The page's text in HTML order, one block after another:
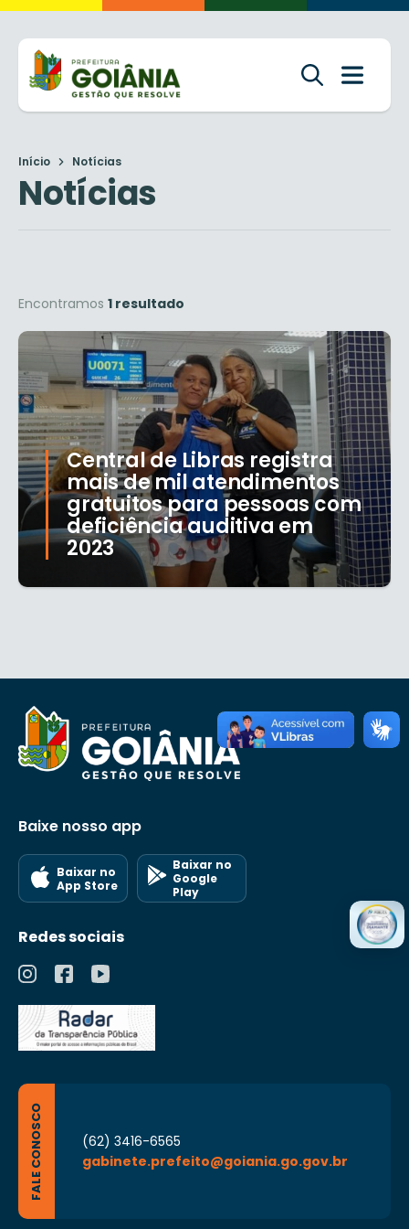
Início Notícias
Notícias
Encontramos 1 resultado
Central de Libras registra
mais de mil atendimentos
gratuitos para pessoas com
deficiência auditiva em
2023
Baixe nosso app
Baixar no
App Store
Baixar no
Google
Play
Redes sociais
FALE CONOSCO
(62) 3416-6565
gabinete.prefeito@goiania.go.gov.br